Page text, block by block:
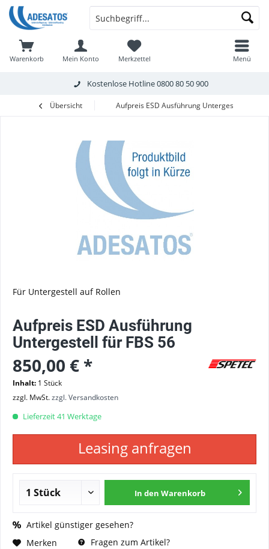
Kostenlose Hotline0800 80 50 900
Warenkorb Merkzettel
Mein Konto Menü
Übersicht Aufpreis ESD Ausführung Untergestell für
Für Untergestell auf Rollen
Aufpreis ESD Ausführung
Untergestell für FBS 56
850,00 € *
Inhalt: 1 Stück
zzgl. MwSt.zzgl. Versandkosten
Lieferzeit 41 Werktage
Leasing anfragen
In den Warenkorb
Artikel günstiger gesehen?
Merken
Fragen zum Artikel?